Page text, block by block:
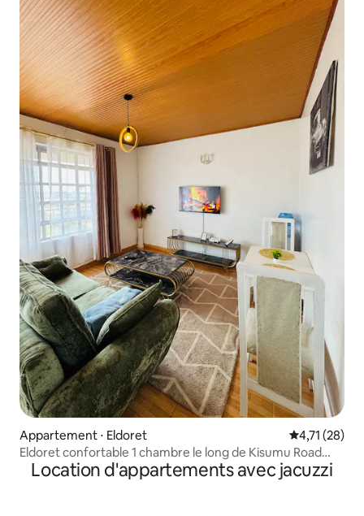
Appartement ⋅ Eldoret Évaluation
4,71 (28)
Eldoret confortable 1 chambre le long de Kisumu Road
près de Tamasha
Location d'appartements avec jacuzzi